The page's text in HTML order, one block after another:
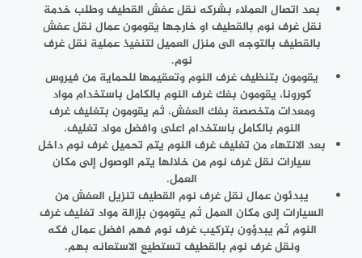
بعد اتصال العملاء بشركه نقل عفش القطيف وطلب خدمة
نقل غرف نوم بالقطيف او خارجها يقومون عمال نقل عفش
بالقطيف بالتوجه الى منزل العميل لتنفيذ عملية نقل غرف
نوم.
يقومون بتنظيف غرف النوم وتعقيمها للحماية من فيروس
كورونا، يقومون بفك غرف النوم بالكامل باستخدام مواد
ومعدات متخصصة بفك العفش، ثم يقومون بتغليف غرف
النوم بالكامل باستخدام اعلى وافضل مواد تغليف.
بعد الانتهاء من تغليف غرف النوم يتم تحميل غرف نوم داخل
سيارات نقل غرف نوم من خلالها يتم الوصول إلى مكان
العمل.
يبدئون عمال نقل غرف نوم القطيف تنزيل العفش من
السيارات إلى مكان العمل ثم يقومون بإزالة مواد تغليف غرف
النوم ثم يبدؤون بتركيب غرف نوم فهم افضل عمال فكه
ونقل غرف نوم بالقطيف تستطيع الاستعانه بهم.